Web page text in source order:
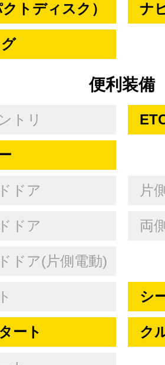
トディスク） ナ
便利装備
トリ
ドア 片
ドア 両
ドア(片側電動)
シ
ート ク